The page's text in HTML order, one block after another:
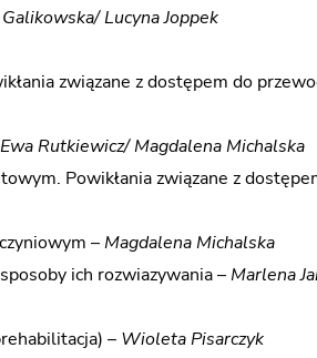
Lucyna Joppek
związane z dostępem do
Ewa Rutkiewicz/ Magdalena Michalska
Powikłania związane z
–Magdalena Michalska
ich rozwiazywania –Marlena
– Wioleta Pisarczyk